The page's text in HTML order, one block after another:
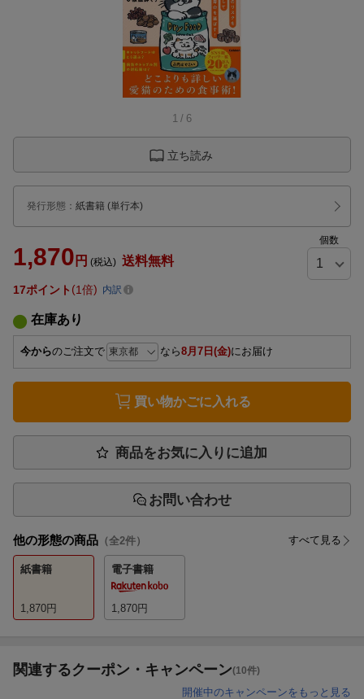
1 / 6
立ち読み
発行形態 ： 紙書籍 (単行本)
1,870 円 (税込) 送料無料
個数
17ポイント 1倍 内訳
在庫あり
今からのご注文で なら8月7日(金)にお届け
買い物かごに入れる
商品をお気に入りに追加
お問い合わせ
他の形態の商品 （全2件） すべて見る
紙書籍
1,870円
電子書籍
1,870円
関連するクーポン・キャンペーン(10件)
開催中のキャンペーンをもっと見る